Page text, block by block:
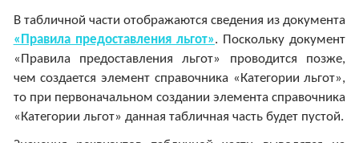
В табличной части отображаются сведения из документа
«Правила предоставления льгот». Поскольку документ
«Правила предоставления льгот» проводится позже,
чем создается элемент справочника «Категории льгот»,
то при первоначальном создании элемента справочника
«Категории льгот» данная табличная часть будет пустой.